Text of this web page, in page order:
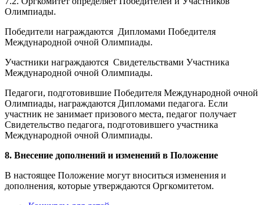
7.2. Оргкомитет определяет Победителей и Участников
Олимпиады.
Победители награждаются Дипломами Победителя
Международной очной Олимпиады.
Участники награждаются Свидетельствами Участника
Международной очной Олимпиады.
Педагоги, подготовившие Победителя Международной очной
Олимпиады, награждаются Дипломами педагога. Если
участник не занимает призового места, педагог получает
Свидетельство педагога, подготовившего участника
Международной очной Олимпиады.
8. Внесение дополнений и изменений в Положение
В настоящее Положение могут вноситься изменения и
дополнения, которые утверждаются Оргкомитетом.